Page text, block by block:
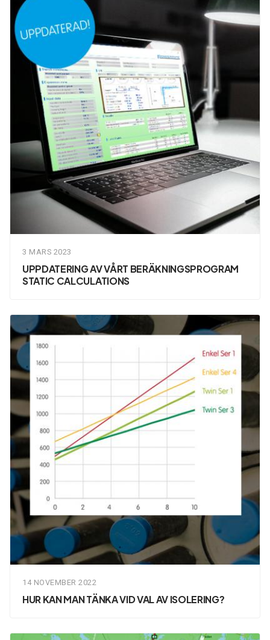
3 MARS 2023
UPPDATERING AV VÅRT BERÄKNINGSPROGRAM
STATIC CALCULATIONS
14 NOVEMBER 2022
HUR KAN MAN TÄNKA VID VAL AV ISOLERING?